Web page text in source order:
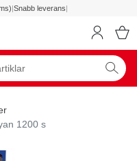
|Snabb leverans|
1200 s